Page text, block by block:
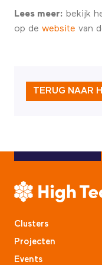
Lees meer: bekijk
op de website van
TERUG NAAR
Clusters
Projecten
Events